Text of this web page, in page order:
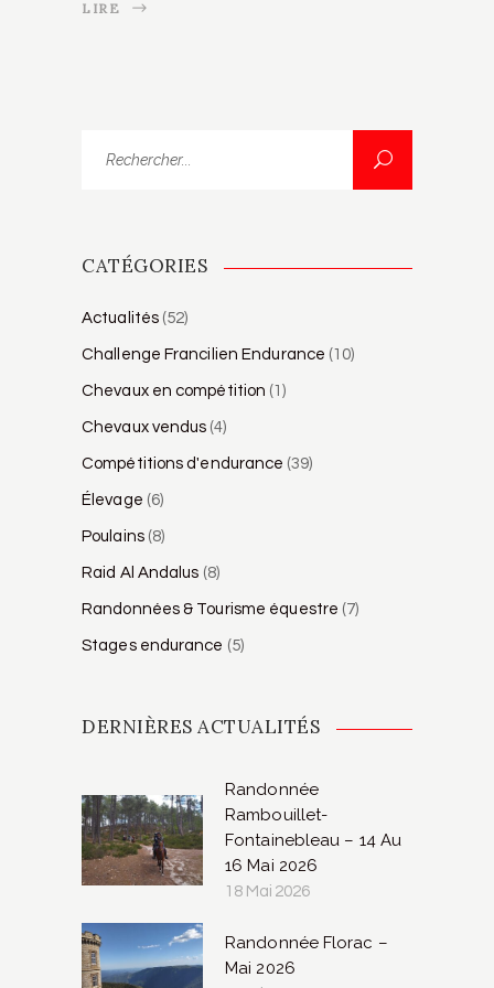
LIRE
CATÉGORIES
Actualités (52)
Challenge Francilien Endurance (10)
Chevaux en compétition (1)
Chevaux vendus (4)
Compétitions d'endurance (39)
Élevage (6)
Poulains(8)
Raid Al Andalus (8)
Randonnées & Tourisme équestre (7)
Stages endurance (5)
DERNIÈRES ACTUALITÉS
Randonnée
Rambouillet-
Fontainebleau – 14 Au
16 Mai 2026
18 Mai 2026
Randonnée Florac –
Mai 2026